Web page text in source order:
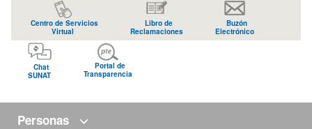
Centro de Servicios
Virtual
Libro de
Reclamaciones
Buzón
Electrónico
Chat
SUNAT
Portal de
Transparencia
Personas